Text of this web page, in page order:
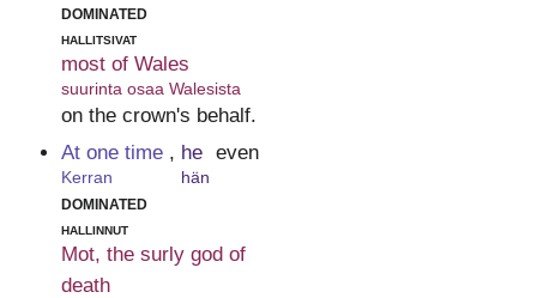
dominated
hallitsivat
most of Wales
suurinta osaa Walesista
on the crown's behalf.
At one time
Kerran
, he
hän
even
dominated
hallinnut
Mot, the surly god of
death